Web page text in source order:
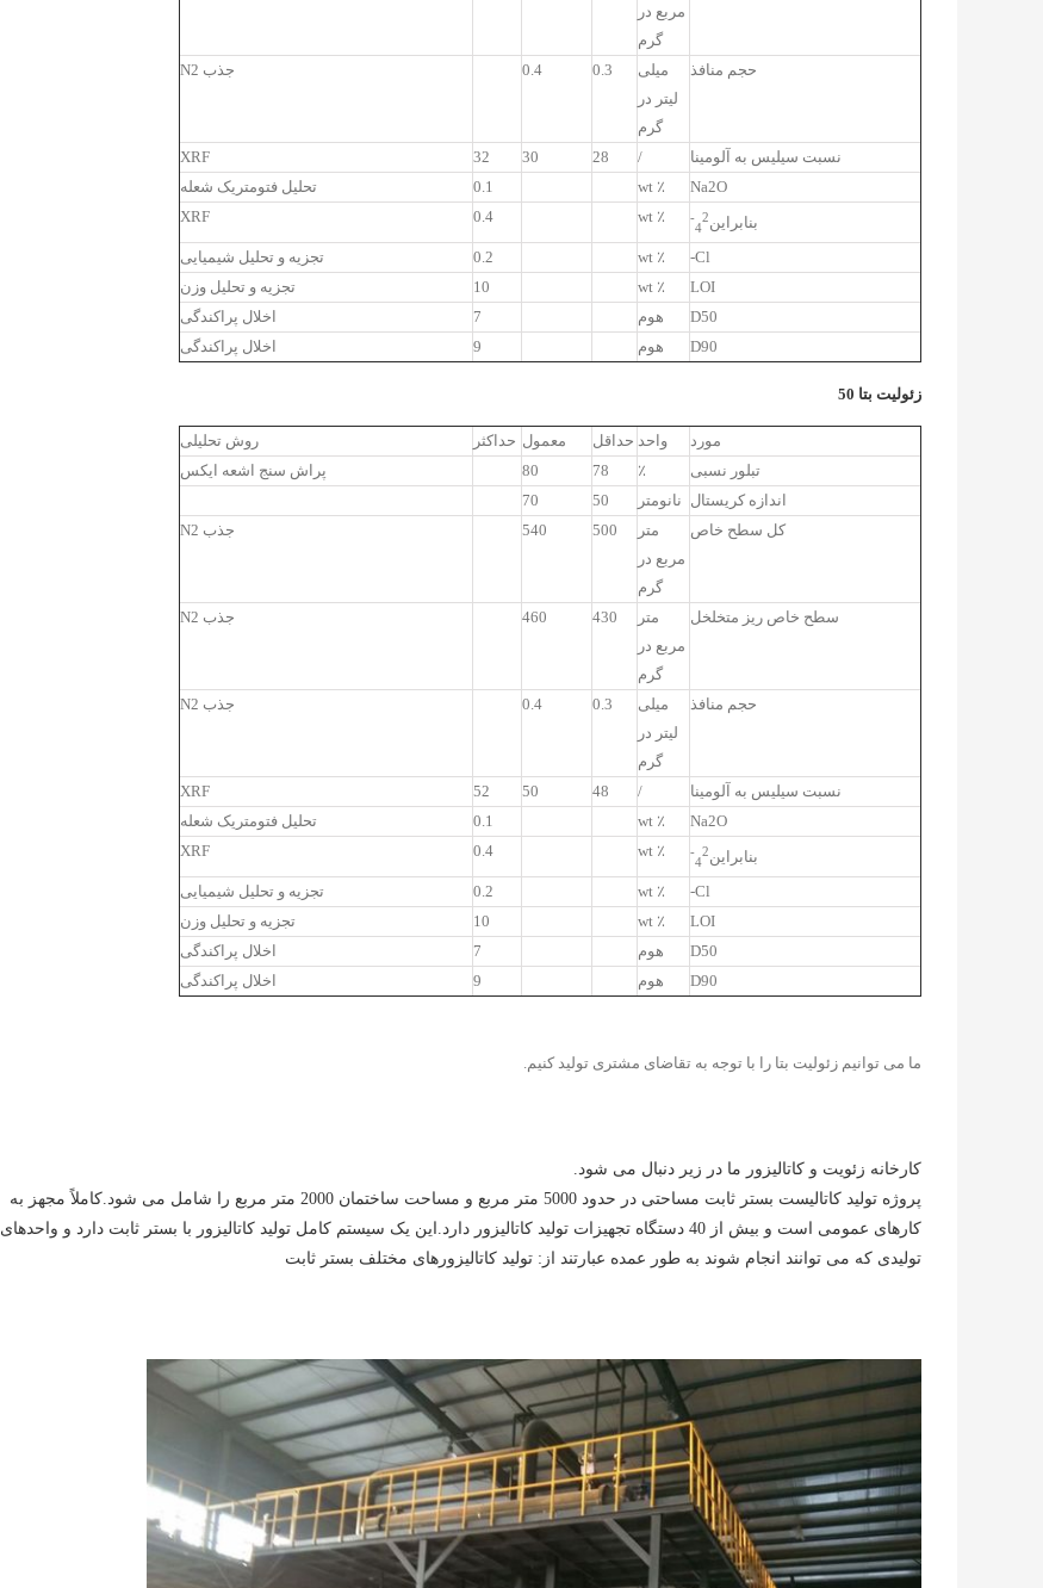
مربع در
گرم
حجم منافذ
میلی
لیتر در
گرم
0.3
0.4 جذب N2
نسبت سیلیس به آلومینا /
28
30
32
XRF
Na2O
٪ wt 0.1 تحلیل فتومتریک شعله
بنابراین 4
2- ٪ wt 0.4
XRF
Cl- ٪ wt 0.2
تجزیه و تحلیل شیمیایی
LOI
٪ wt 10
تجزیه و تحلیل وزن
D50
هوم 7
اخلال پراکندگی
D90
هوم 9 اخلال پراکندگی
زئولیت بتا 50
مورد واحد حداقل معمول حداکثر
روش تحلیلی
تبلور نسبی
٪ 78
80
پراش سنج اشعه ایکس
اندازه کریستال نانومتر 50
70
کل سطح خاص
متر
مربع در
گرم
500
540 جذب N2
سطح خاص ریز متخلخل
متر
مربع در
گرم
430
460 جذب N2
حجم منافذ
میلی
لیتر در
گرم
0.3
0.4 جذب N2
نسبت سیلیس به آلومینا /
48
50
52
XRF
Na2O
٪ wt 0.1 تحلیل فتومتریک شعله
بنابراین 4
2- ٪ wt 0.4
XRF
Cl- ٪ wt 0.2
تجزیه و تحلیل شیمیایی
LOI
٪ wt 10
تجزیه و تحلیل وزن
D50
هوم 7
اخلال پراکندگی
D90
هوم 9 اخلال پراکندگی
ما می توانیم زئولیت بتا را با توجه به تقاضای مشتری تولید کنیم.
کارخانه زئویت و کاتالیزور ما در زیر دنبال می شود.
پروژه تولید کاتالیست بستر ثابت مساحتی در حدود 5000 متر مربع و مساحت ساختمان 2000 متر مربع را شامل می شود.کاملاً مجهز به
کارهای عمومی است و بیش از 40 دستگاه تجهیزات تولید کاتالیزور دارد.این یک سیستم کامل تولید کاتالیزور با بستر ثابت دارد و واحدهای
تولیدی که می توانند انجام شوند به طور عمده عبارتند از: تولید کاتالیزورهای مختلف بستر ثابت